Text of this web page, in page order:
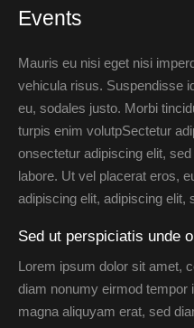
Events
Mauris eu nisi eget nisi
vehicula risus. Suspendisse
eu, sodales justo. Morbi
turpis enim volutpSectetur
onsectetur adipiscing elit,
labore. Ut vel placerat eros,
adipiscing elit, adipiscing elit,
Sed ut perspiciatis unde
Lorem ipsum dolor sit amet,
diam nonumy eirmod tempor
magna aliquyam erat, sed